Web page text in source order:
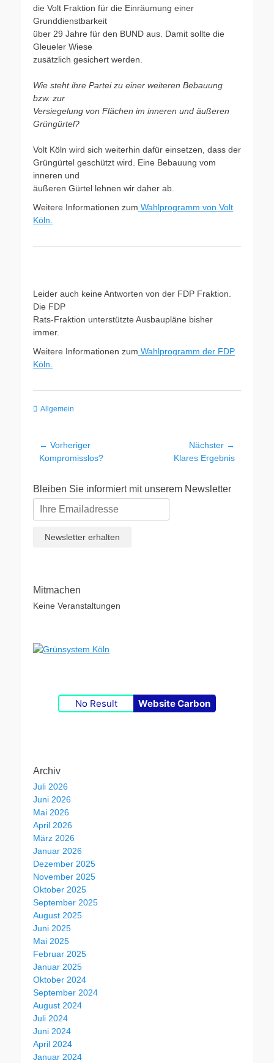
die Volt Fraktion für die Einräumung einer
Grunddienstbarkeit
über 29 Jahre für den BUND aus. Damit sollte die
Gleueler Wiese
zusätzlich gesichert werden.
Wie steht ihre Partei zu einer weiteren Bebauung
bzw. zur
Versiegelung von Flächen im inneren und äußeren
Grüngürtel?
Volt Köln wird sich weiterhin dafür einsetzen, dass der
Grüngürtel geschützt wird. Eine Bebauung vom
inneren und
äußeren Gürtel lehnen wir daher ab.
Weitere Informationen zum Wahlprogramm von Volt
Köln.
Leider auch keine Antworten von der FDP Fraktion.
Die FDP
Rats-Fraktion unterstützte Ausbaupläne bisher
immer.
Weitere Informationen zum Wahlprogramm der FDP
Köln.
Kategorien
Allgemein
Beitragsnavigation
← Vorheriger
Vorheriger
Kompromisslos?
Nächster →
Klares Ergebnis
Bleiben Sie informiert mit unserem Newsletter
Mitmachen
Keine Veranstaltungen
No Result Website Carbon
Archiv
Juli 2026
Juni 2026
Mai 2026
April 2026
März 2026
Januar 2026
Dezember 2025
November 2025
Oktober 2025
September 2025
August 2025
Juni 2025
Mai 2025
Februar 2025
Januar 2025
Oktober 2024
September 2024
August 2024
Juli 2024
Juni 2024
April 2024
Januar 2024